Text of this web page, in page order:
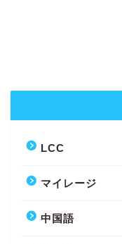
LCC
マイレージ
中国語